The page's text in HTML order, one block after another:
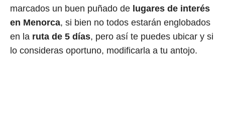
marcados un buen puñado de lugares de interés
en Menorca, si bien no todos estarán englobados
en la ruta de 5 días, pero así te puedes ubicar y si
lo consideras oportuno, modificarla a tu antojo.